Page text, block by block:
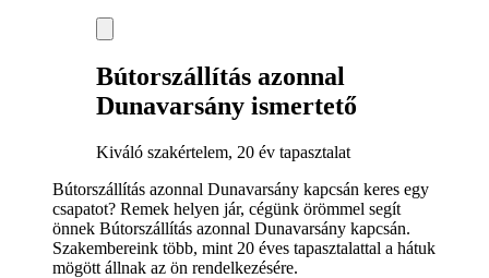
Bútorszállítás azonnal
Dunavarsány ismertető
Kiváló szakértelem, 20 év tapasztalat
Bútorszállítás azonnal Dunavarsány kapcsán keres egy
csapatot? Remek helyen jár, cégünk örömmel segít
önnek Bútorszállítás azonnal Dunavarsány kapcsán.
Szakembereink több, mint 20 éves tapasztalattal a hátuk
mögött állnak az ön rendelkezésére.